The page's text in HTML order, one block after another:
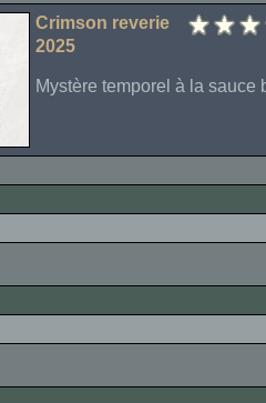
Crimson reverie
2025
Mystère temporel à la sauce